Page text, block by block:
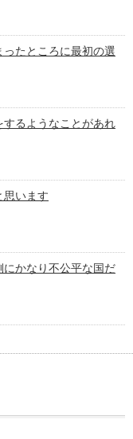
たところに最初の選
るようなことがあれ
思います
にかなり不公平な国だ